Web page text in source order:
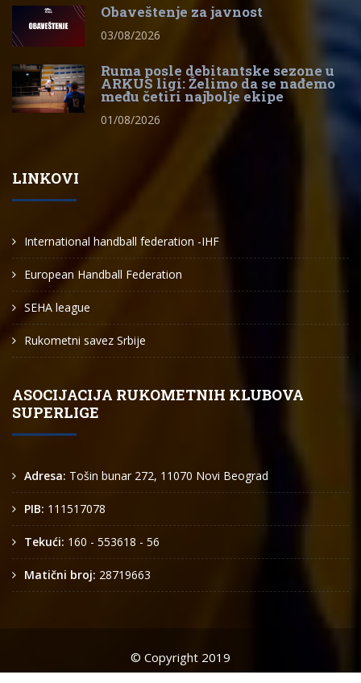
Obaveštenje za javnost
03/08/2026
Ruma posle debitantske sezone u
ARKUS ligi: Želimo da se nađemo
među četiri najbolje ekipe
01/08/2026
LINKOVI
International handball federation -IHF
European Handball Federation
SEHA league
Rukometni savez Srbije
ASOCIJACIJA RUKOMETNIH KLUBOVA
SUPERLIGE
Adresa: Tošin bunar 272, 11070 Novi Beograd
PIB: 111517078
Tekući: 160 - 553618 - 56
Matični broj: 28719663
© Copyright 2019
Arkus liga